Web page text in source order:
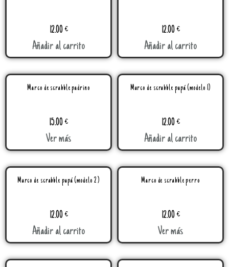
12.00€
Añadir al carrito
12.00€
Añadir al carrito
Marco de scrabble padrino
15.00€
Ver más
Marco de scrabble papá (modelo 1)
12.00€
Añadir al carrito
Marco de scrabble papá (modelo 2 )
12.00€
Añadir al carrito
Marco de scrabble perro
12.00€
Ver más